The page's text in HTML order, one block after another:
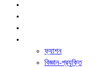
ফ্যাশন
বিজ্ঞান-প্রযুক্তি